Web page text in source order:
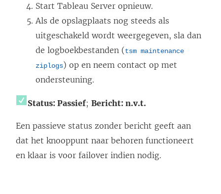
Start Tableau Server opnieuw.
Als de opslagplaats nog steeds als
uitgeschakeld wordt weergegeven, sla dan
de logboekbestanden (tsm maintenance
ziplogs) op en neem contact op met
ondersteuning.
Status: Passief; Bericht: n.v.t.
Een passieve status zonder bericht geeft aan
dat het knooppunt naar behoren functioneert
en klaar is voor failover indien nodig.